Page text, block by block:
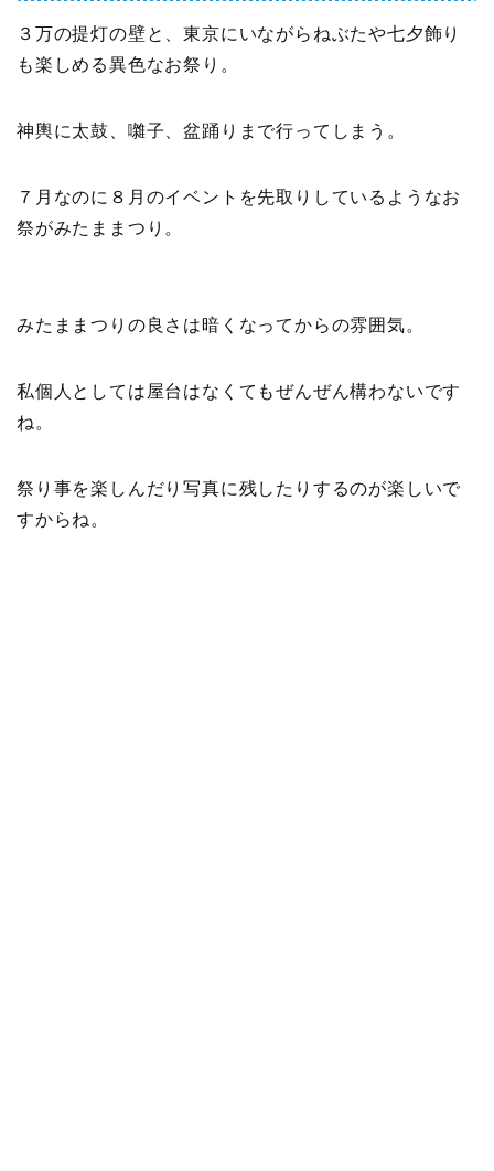
３万の提灯の壁と、東京にいながらねぶたや七夕飾り
も楽しめる異色なお祭り。
神輿に太鼓、囃子、盆踊りまで行ってしまう。
７月なのに８月のイベントを先取りしているようなお
祭がみたままつり。
みたままつりの良さは暗くなってからの雰囲気。
私個人としては屋台はなくてもぜんぜん構わないです
ね。
祭り事を楽しんだり写真に残したりするのが楽しいで
すからね。